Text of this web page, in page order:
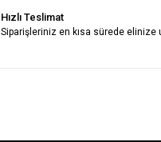
Hızlı Teslimat
Siparişleriniz en kısa sürede elinize